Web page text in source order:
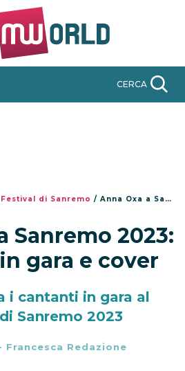
CERCA
Festival di Sanremo / Anna Oxa a Sanremo 2023: canzone in gara e cover
Sanremo 2023:
gara e cover
i cantanti in gara al
Sanremo 2023
Francesca Redazione